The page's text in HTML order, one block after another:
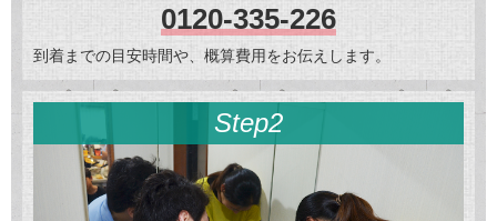
0120-335-226
到着までの目安時間や、概算費用をお伝えします。
Step2